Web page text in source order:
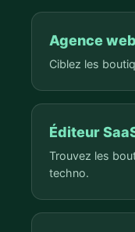
Agence
Ciblez les
Éditeur
Trouvez les
techno.